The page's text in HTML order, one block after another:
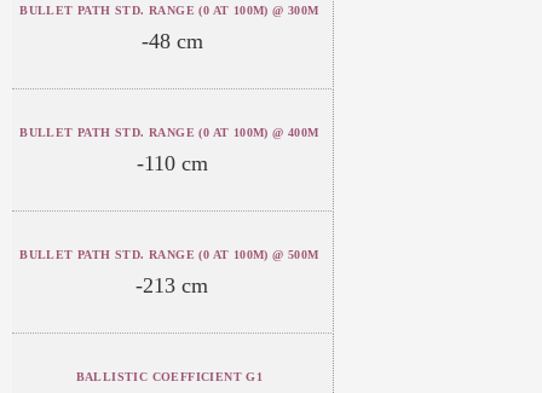
BULLET PATH STD. RANGE (0 AT 100M) @ 300M
-48 cm
BULLET PATH STD. RANGE (0 AT 100M) @ 400M
-110 cm
BULLET PATH STD. RANGE (0 AT 100M) @ 500M
-213 cm
BALLISTIC COEFFICIENT G1